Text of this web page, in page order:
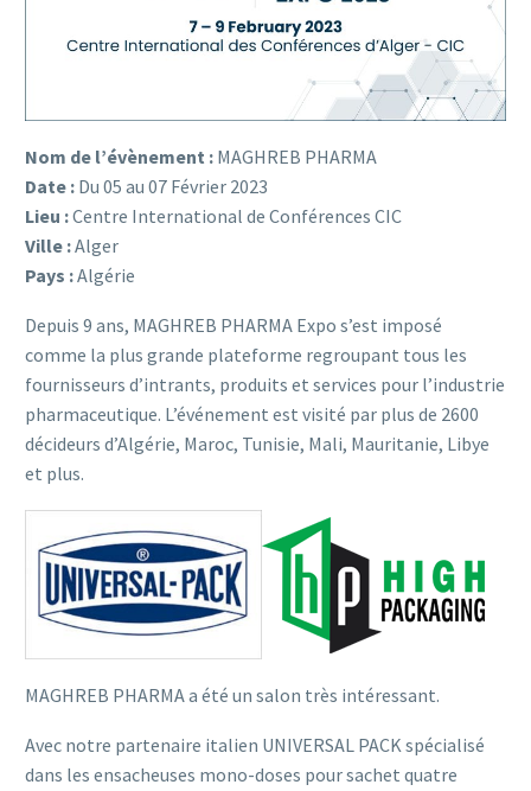
Nom de l’évènement : MAGHREB PHARMA
Date : Du 05 au 07 Février 2023
Lieu :Centre International de Conférences CIC
Ville :Alger
Pays :Algérie
Depuis 9 ans, MAGHREB PHARMA Expo s’est imposé
comme la plus grande plateforme regroupant tous les
fournisseurs d’intrants, produits et services pour l’industrie
pharmaceutique. L’événement est visité par plus de 2600
décideurs d’Algérie, Maroc, Tunisie, Mali, Mauritanie, Libye
et plus.
MAGHREB PHARMA a été un salon très intéressant.
Avec notre partenaire italien UNIVERSAL PACK spécialisé
dans les ensacheuses mono-doses pour sachet quatre